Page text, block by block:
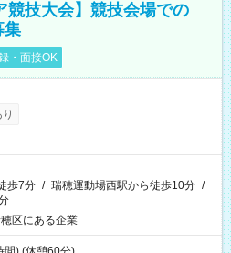
競技大会】競技会場での
集
・面接OK
歩7分 / 瑞穂運動場西駅から徒歩10分 /
区にある企業